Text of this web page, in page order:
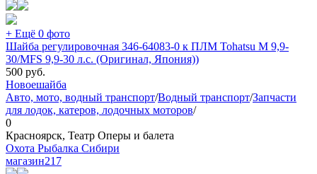
+ Ещё 0 фото
Шайба регулировочная 346-64083-0 к ПЛМ Tohatsu M 9,9-
30/MFS 9,9-30 л.с. (Оригинал, Япония))
500 руб.
Новоешайба
Авто, мото, водный транспорт/Водный транспорт/Запчасти
для лодок, катеров, лодочных моторов/
0
Красноярск, Театр Оперы и балета
Охота Рыбалка Сибири
магазин217